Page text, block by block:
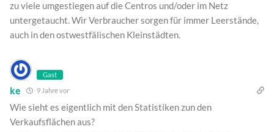
zu viele umgestiegen auf die Centros und/oder im Netz
untergetaucht. Wir Verbraucher sorgen für immer Leerstände,
auch in den ostwestfälischen Kleinstädten.
Gast
ke 9 Jahre vor
Wie sieht es eigentlich mit den Statistiken zun den
Verkaufsflächen aus?